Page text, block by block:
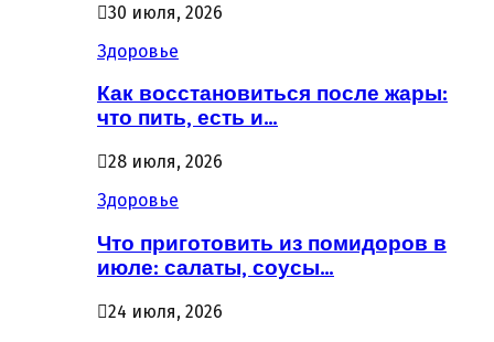
30 июля, 2026
Здоровье
Как восстановиться после жары:
что пить, есть и…
28 июля, 2026
Здоровье
Что приготовить из помидоров в
июле: салаты, соусы…
24 июля, 2026